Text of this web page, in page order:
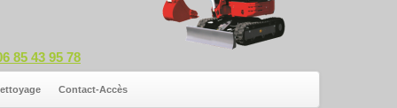
85 43 95 78
Contact-Accès